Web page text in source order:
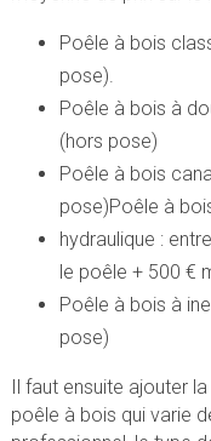
Poêle à bois
pose).
Poêle à bois à
(hors pose)
Poêle à bois
pose)Poêle à
hydraulique :
le poêle + 500 €
Poêle à bois à
pose)
Il faut ensuite ajouter
poêle à bois qui varie